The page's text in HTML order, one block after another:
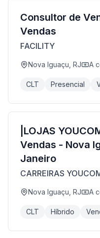
Consultor de
Vendas
FACILITY
Nova Iguaçu, RJ A
CLT Presencial
|LOJAS
Vendas - Nova
Janeiro
CARREIRAS
Nova Iguaçu, RJ A
CLT Híbrido